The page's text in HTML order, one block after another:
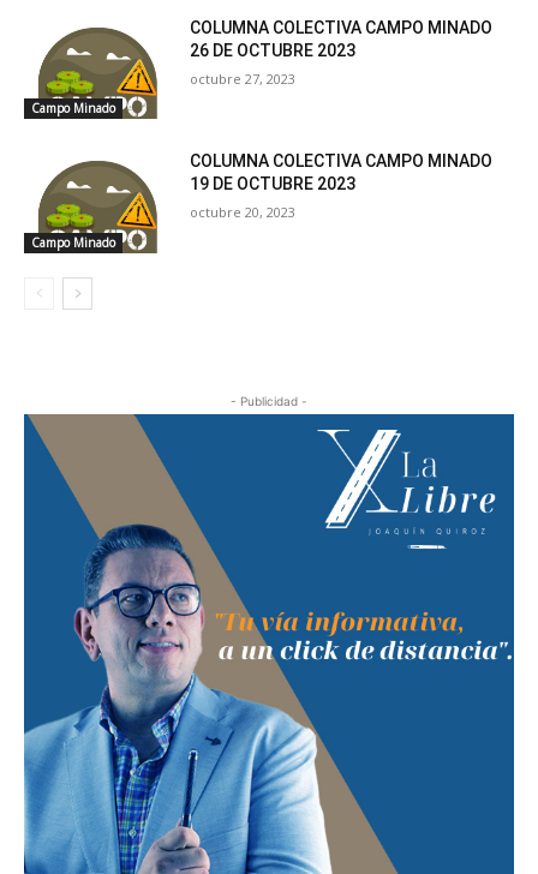
Campo Minado
COLUMNA COLECTIVA CAMPO MINADO
26 DE OCTUBRE 2023
octubre 27, 2023
Campo Minado
COLUMNA COLECTIVA CAMPO MINADO
19 DE OCTUBRE 2023
octubre 20, 2023
- Publicidad -